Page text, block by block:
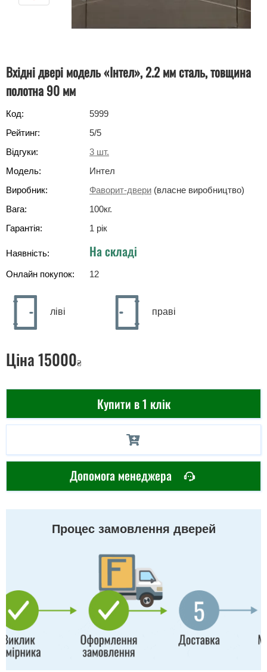
Вхідні двері модель «Інтел», 2.2 мм сталь, товщина
полотна 90 мм
Код:
5999
Рейтинг:
5/5
Відгуки:
3 шт.
Модель:
Интел
Виробник:
Фаворит-двери (власне виробництво)
Вага:
100кг.
Гарантія:
1 рік
Наявність: На складі
Онлайн покупок: 12
ліві праві
Ціна15000₴
Купити в 1 клік
Допомога менеджера
Процес замовлення дверей